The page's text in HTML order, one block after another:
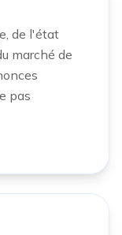
de l'état
marché de
pas